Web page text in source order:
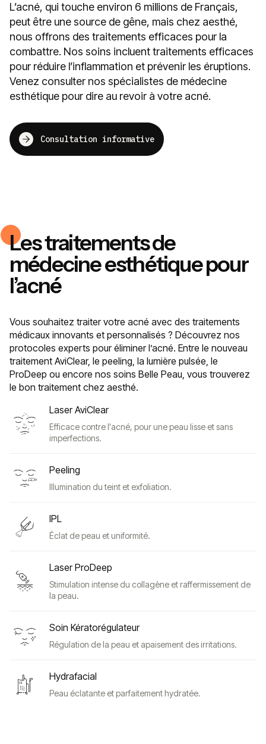
L’acné, qui touche environ 6 millions de Français,
peut être une source de gêne, mais chez aesthé,
nous offrons des traitements efficaces pour la
combattre. Nos soins incluent traitements efficaces
pour réduire l’inflammation et prévenir les éruptions.
Venez consulter nos spécialistes de médecine
esthétique pour dire au revoir à votre acné.
Consultation informative
Les traitements de
médecine esthétique pour
l’acné
Vous souhaitez traiter votre acné avec des traitements
médicaux innovants et personnalisés ? Découvrez nos
protocoles experts pour éliminer l’acné. Entre le nouveau
traitement AviClear, le peeling, la lumière pulsée, le
ProDeep ou encore nos soins Belle Peau, vous trouverez
le bon traitement chez aesthé.
Laser AviClear
Efficace contre l'acné, pour une peau lisse et sans
imperfections.
Peeling
Illumination du teint et exfoliation.
IPL
Éclat de peau et uniformité.
Laser ProDeep
Stimulation intense du collagène et raffermissement de
la peau.
Soin Kératorégulateur
Régulation de la peau et apaisement des irritations.
Hydrafacial
Peau éclatante et parfaitement hydratée.